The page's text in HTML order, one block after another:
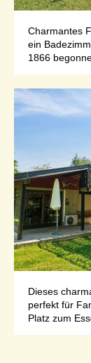
Charmantes
ein
1866
Dieses
perfekt für
Platz zum